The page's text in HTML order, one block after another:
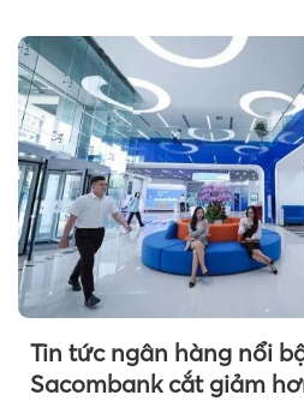
Tin tức ngân hàng nổi
Sacombank cắt giảm